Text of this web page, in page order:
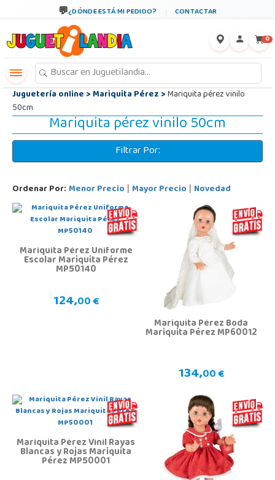
¿DÓNDE ESTÁ MI PEDIDO? CONTACTAR
0
Juguetería online>Mariquita Pérez>Mariquita pérez vinilo
50cm
Mariquita pérez vinilo 50cm
Filtrar Por:
Ordenar Por: Menor Precio | Mayor Precio | Novedad
Mariquita Pérez Uniforme
Escolar Mariquita Pérez
MP50140
124,00 €
Mariquita Pérez Boda
Mariquita Pérez MP60012
134,00 €
Mariquita Pérez Vinil Rayas
Blancas y Rojas Mariquita
Pérez MP50001